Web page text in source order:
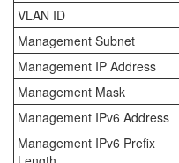
VLAN ID
Management Subnet
Management IP Address
Management Mask
Management IPv6 Address
Management IPv6 Prefix